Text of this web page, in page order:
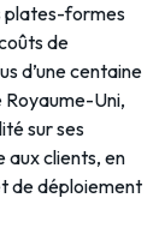
plates-formes
de
d’une centaine
Royaume-Uni,
sur ses
aux clients, en
de déploiement